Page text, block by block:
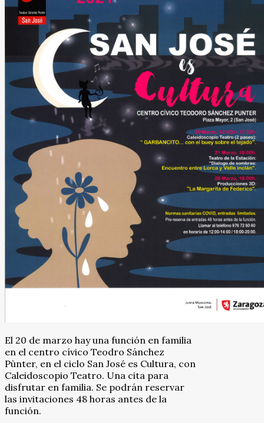
El 20 de marzo hay una función en familia
en el centro cívico Teodro Sánchez
Pùnter, en el ciclo San José es Cultura, con
Caleidoscopio Teatro. Una cita para
disfrutar en familia. Se podrán reservar
las invitaciones 48 horas antes de la
función.